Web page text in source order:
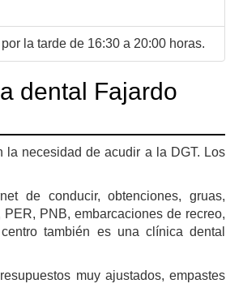
la tarde de 16:30 a 20:00 horas.
dental Fajardo
la necesidad de acudir a la DGT. Los
de conducir, obtenciones, gruas,
PNB, embarcaciones de recreo,
también es una clínica dental
muy ajustados, empastes